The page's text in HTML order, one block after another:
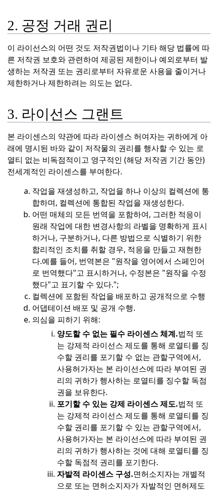
2. 공정 거래 권리
이 라이선스의 어떤 것도 저작권법이나 기타 해당 법률에 따
른 저작권 보호와 관련하여 제공된 제한이나 예외로부터 발
생하는 저작권 또는 권리로부터 자유로운 사용을 줄이거나
제한하거나 제한하려는 의도는 없다.
3. 라이선스 그랜트
본 라이센스의 약관에 따라 라이센스 허여자는 귀하에게 아
래에 명시된 바와 같이 저작물의 권리를 행사할 수 있는 로
열티 없는 비독점적이고 영구적인 (해당 저작권 기간 동안)
전세계적인 라이센스를 부여한다.
작업을 재생성하고, 작업을 하나 이상의 컬렉션에 통
합하며, 컬렉션에 통합된 작업을 재생성한다.
어떤 매체의 모든 번역을 포함하여, 그러한 적응이
원래 작업에 대한 변경사항의 라벨을 명확하게 표시
하거나, 구분하거나, 다른 방법으로 식별하기 위한
합리적인 조치를 취할 경우, 적응을 만들고 재현한
다.예를 들어, 번역본은 "원작을 영어에서 스페인어
로 번역했다"고 표시하거나, 수정본은 "원작을 수정
했다"고 표기할 수 있다.";
컬렉션에 포함된 작업을 배포하고 공개적으로 수행
어댑테이션 배포 및 공개 수행.
의심을 피하기 위해:
양도할 수 없는 필수 라이센스 체계.법적 또
는 강제적 라이선스 제도를 통해 로열티를 징
수할 권리를 포기할 수 없는 관할구역에서,
사용허가자는 본 라이선스에 따라 부여된 권
리의 귀하가 행사하는 로열티를 징수할 독점
권을 보유한다.
포기할 수 있는 강제 라이센스 제도.법적 또
는 강제적 라이선스 제도를 통해 로열티를 징
수할 권리를 포기할 수 있는 관할구역에서,
사용허가자는 본 라이선스에 따라 부여된 권
리의 귀하가 행사하는 것에 대해 로열티를 징
수할 독점적 권리를 포기한다.
자발적 라이센스 구성.면허소지자는 개별적
으로 또는 면허소지자가 자발적인 면허제도